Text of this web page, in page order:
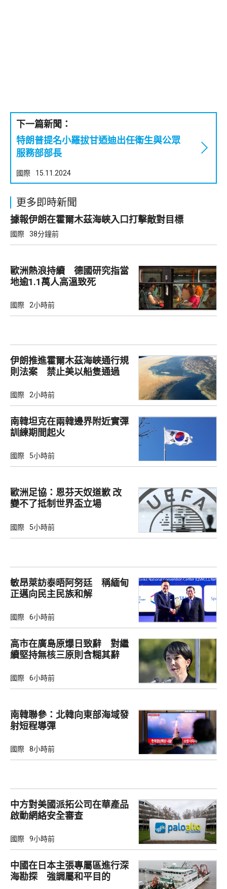
下一篇新聞：
特朗普提名小羅拔甘迺迪出任衛生與公眾
服務部部長
國際 15.11.2024
更多即時新聞
據報伊朗在霍爾木茲海峽入口打擊敵對目標
國際 38分鐘前
歐洲熱浪持續 德國研究指當
地逾1.1萬人高溫致死
國際 2小時前
伊朗推進霍爾木茲海峽通行規
則法案 禁止美以船隻通過
國際 2小時前
南韓坦克在兩韓邊界附近實彈
訓練期間起火
國際 5小時前
歐洲足協：恩芬天奴道歉 改
變不了抵制世界盃立場
國際 5小時前
敏昂萊訪泰晤阿努廷 稱緬甸
正邁向民主民族和解
國際 6小時前
高市在廣島原爆日致辭 對繼
續堅持無核三原則含糊其辭
國際 6小時前
南韓聯參：北韓向東部海域發
射短程導彈
國際 8小時前
中方對美國派拓公司在華產品
啟動網絡安全審查
國際 9小時前
中國在日本主張專屬區進行深
海勘探 強調屬和平目的